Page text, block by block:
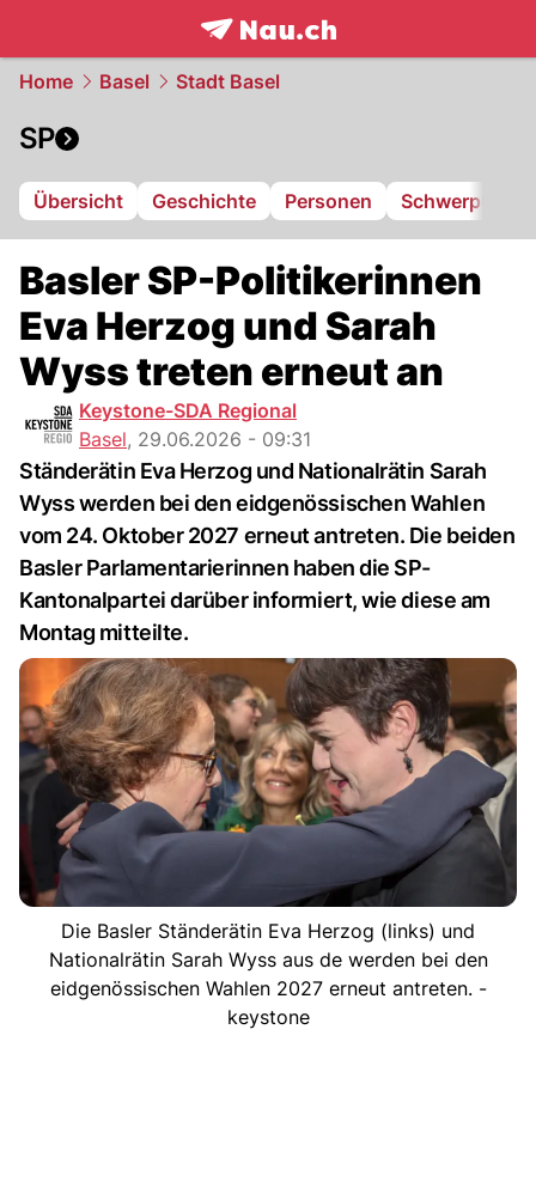
frontpage.NAU.ch
Home Basel Stadt Basel
SP
Übersicht Geschichte Personen Schwerpunkte
Basler SP-Politikerinnen
Eva Herzog und Sarah
Wyss treten erneut an
Keystone-SDA Regional
Basel, 29.06.2026 - 09:31
Ständerätin Eva Herzog und Nationalrätin Sarah
Wyss werden bei den eidgenössischen Wahlen
vom 24. Oktober 2027 erneut antreten. Die beiden
Basler Parlamentarierinnen haben die SP-
Kantonalpartei darüber informiert, wie diese am
Montag mitteilte.
Die Basler Ständerätin Eva Herzog (links) und
Nationalrätin Sarah Wyss aus de werden bei den
eidgenössischen Wahlen 2027 erneut antreten. -
keystone